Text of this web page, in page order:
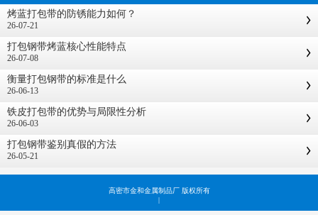
烤蓝打包带的防锈能力如何？
26-07-21
打包钢带烤蓝核心性能特点
26-07-08
衡量打包钢带的标准是什么
26-06-13
铁皮打包带的优势与局限性分析
26-06-03
打包钢带鉴别真假的方法
26-05-21
高密市金和金属制品厂 版权所有
|